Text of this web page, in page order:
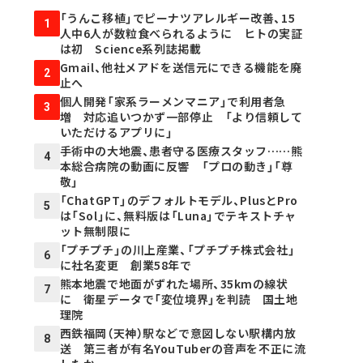
1
「うんこ移植」でピーナツアレルギー改善、15
人中6人が数粒食べられるように ヒトの実証
は初 Science系列誌掲載
2
Gmail、他社メアドを送信元にできる機能を廃
止へ
3
個人開発「家系ラーメンマニア」で利用者急
増 対応追いつかず一部停止 「より信頼して
いただけるアプリに」
4
手術中の大地震、患者守る医療スタッフ……熊
本総合病院の動画に反響 「プロの動き」「尊
敬」
5
「ChatGPT」のデフォルトモデル、PlusとPro
は「Sol」に、無料版は「Luna」でテキストチャ
ット無制限に
6
「プチプチ」の川上産業、「プチプチ株式会社」
に社名変更 創業58年で
7
熊本地震で地面がずれた場所、35kmの線状
に 衛星データで「変位境界」を判読 国土地
理院
8
西鉄福岡（天神）駅などで意図しない駅構内放
送 第三者が有名YouTuberの音声を不正に流